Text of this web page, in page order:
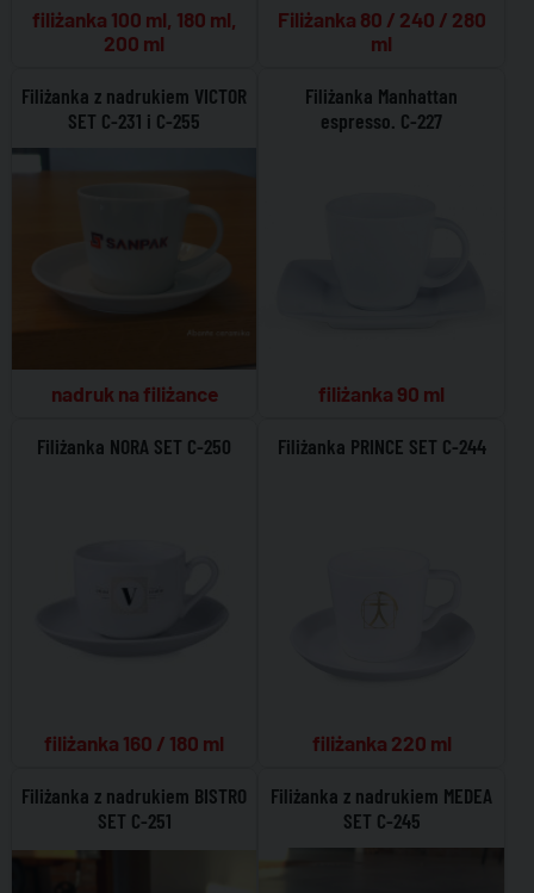
filiżanka 100 ml, 180 ml,
200 ml
Filiżanka 80 / 240 / 280
ml
Filiżanka z nadrukiem VICTOR
SET C-231 i C-255
nadruk na filiżance
Filiżanka Manhattan
espresso. C-227
filiżanka 90 ml
Filiżanka NORA SET C-250
filiżanka 160 / 180 ml
Filiżanka PRINCE SET C-244
filiżanka 220 ml
Filiżanka z nadrukiem BISTRO
SET C-251
Filiżanka z nadrukiem MEDEA
SET C-245